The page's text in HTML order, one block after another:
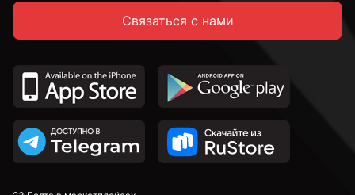
к.п. 8,8
к.п. 10,9
к.п. 12,9
Связаться с нами